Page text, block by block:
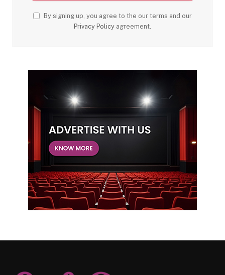
By signing up, you agree to the our terms and our
Privacy Policy agreement.